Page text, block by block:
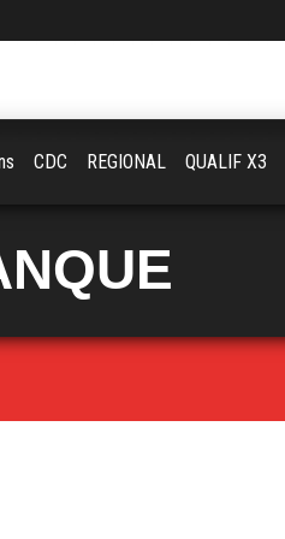
CDC REGIONAL QUALIF X3